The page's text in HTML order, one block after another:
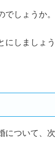
でしょうか。
しましょう
について、